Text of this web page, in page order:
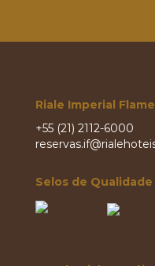
Riale Imperial
+55 (21) 2112-6000
Selos de Qualidade